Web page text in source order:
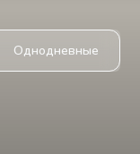
Однодневные